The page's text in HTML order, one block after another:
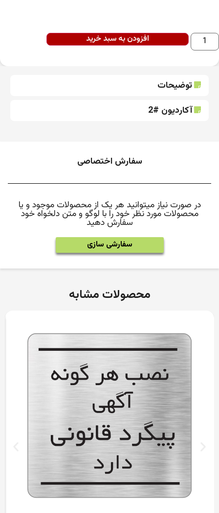
افزودن به سبد خرید
توضیحات
آکاردیون #2
سفارش اختصاصی
در صورت نیاز میتوانید هر یک از محصولات موجود و یا
محصولات مورد نظر خود را با لوگو و متن دلخواه خود
سفارش دهید
سفارشی سازی
محصولات مشابه